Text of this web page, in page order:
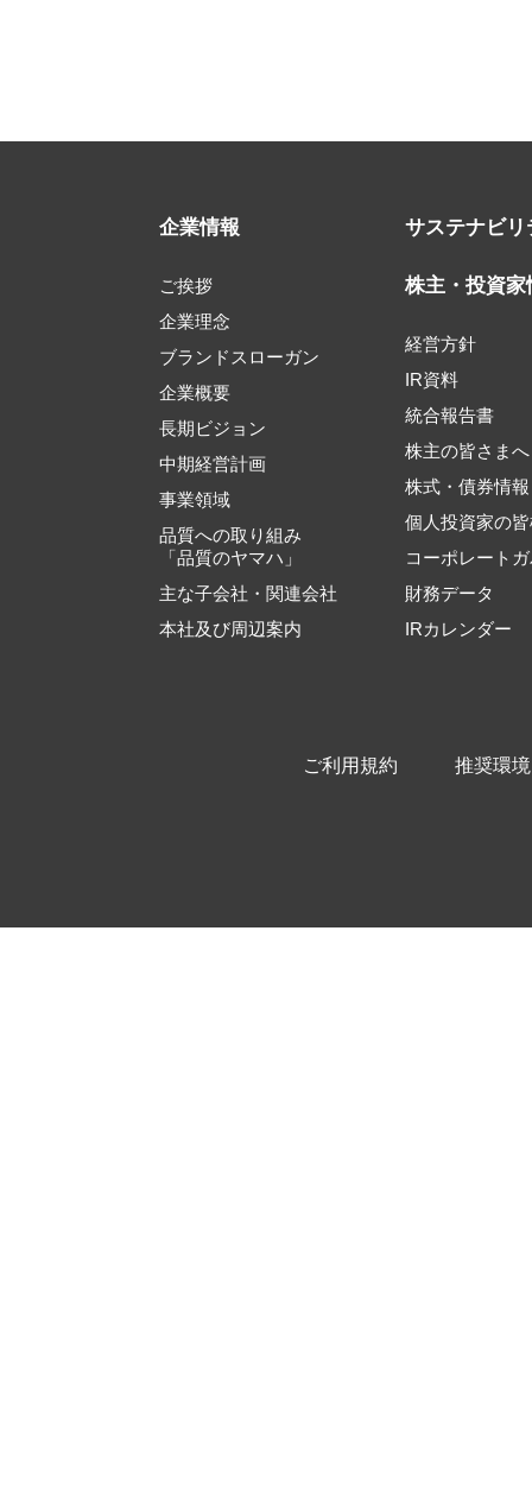
企業情報
ご挨拶
企業理念
ブランドスローガン
企業概要
長期ビジョン
中期経営計画
事業領域
品質への取り組み
「品質のヤマハ」
主な子会社・関連会社
本社及び周辺案内
サステナビリ
株主・投資家
経営方針
IR資料
統合報告書
株主の皆さまへ
株式・債券情報
個人投資家の
コーポレート
財務データ
IRカレンダー
ご利用規約 推奨環境